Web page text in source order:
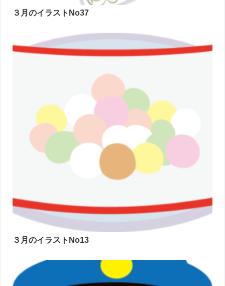
３月のイラストNo37
３月のイラストNo13